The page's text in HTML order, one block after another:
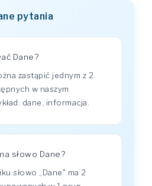
pytania
Dane?
zastąpić jednym z 2
w naszym
dane, informacja.
słowo Dane?
słowo „Dane" ma 2